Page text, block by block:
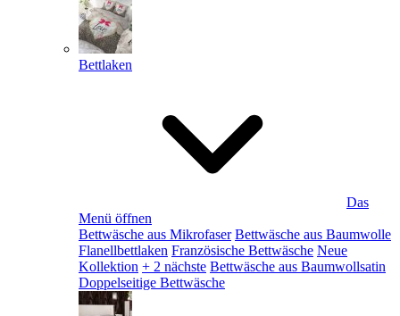
Bettlaken
Das
Menü öffnen
Bettwäsche aus Mikrofaser Bettwäsche aus Baumwolle
Flanellbettlaken Französische Bettwäsche Neue
Kollektion + 2 nächste Bettwäsche aus Baumwollsatin
Doppelseitige Bettwäsche